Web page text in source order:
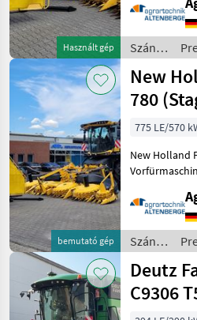
Használt gép
Baujahr:
2019 - 10
Reihe
- Reihent
Szántóföldi
/ New
Holland
bemutató gép
New
780
775 LE/570
New Holland
Modelljahr:
FPT-Cursor
TM H
Szántóföldi
/ New
Holland
Deutz
C9306